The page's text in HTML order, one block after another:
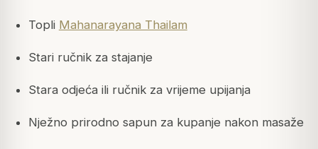
Topli Mahanarayana Thailam
Stari ručnik za stajanje
Stara odjeća ili ručnik za vrijeme upijanja
Nježno prirodno sapun za kupanje nakon masaže